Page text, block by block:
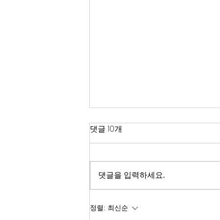
한국 경제
2026년이 밝았다. KOSPI는 4,400
동안 8.71% 올랐다. 1999년 이후
다. 숫자만 보면 대한민국 경제가
댓글 10개
댓글을 입력하세요.
정렬: 최신순